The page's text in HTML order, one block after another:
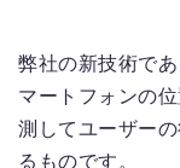
弊社の新技術で
マートフォンの
測してユーザー
るものです。